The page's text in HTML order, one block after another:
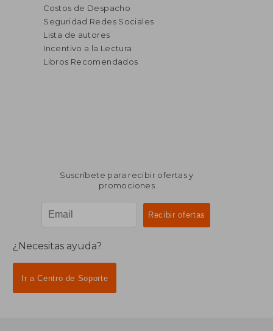
Costos de Despacho
Seguridad Redes Sociales
Lista de autores
Incentivo a la Lectura
Libros Recomendados